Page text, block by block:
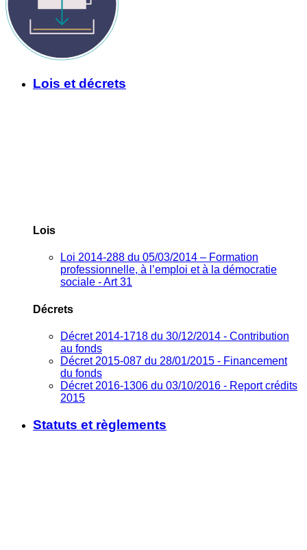
Lois et décrets
Lois
Loi 2014-288 du 05/03/2014 – Formation
professionnelle, à l’emploi et à la démocratie
sociale - Art 31
Décrets
Décret 2014-1718 du 30/12/2014 - Contribution
au fonds
Décret 2015-087 du 28/01/2015 - Financement
du fonds
Décret 2016-1306 du 03/10/2016 - Report crédits
2015
Statuts et règlements